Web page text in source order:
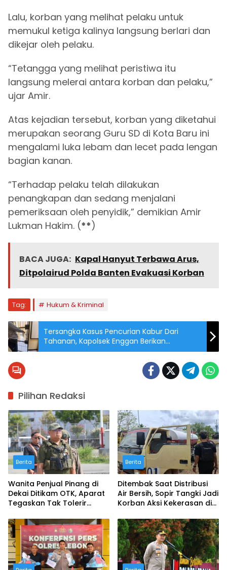
Lalu, korban yang melihat pelaku untuk
memukul ketiga kalinya langsung berlari dan
dikejar oleh pelaku.
“Tetangga yang melihat peristiwa itu
langsung melerai antara korban dan pelaku,”
ujar Amir.
Atas kejadian tersebut, korban yang diketahui
merupakan seorang Guru SD di Kota Baru ini
mengalami luka lebam dan lecet pada lengan
bagian kanan.
“Terhadap pelaku telah dilakukan
penangkapan dan sedang menjalani
pemeriksaan oleh penyidik,” demikian Amir
Lukman Hakim. (**)
BACA JUGA: Kapal Hanyut Terbawa Arus,
Ditpolairud Polda Banten Evakuasi Korban
Tag: Hukum & Kriminal
Tersangka Kasus Pencurian Kabur Dari
Tahanan, Kapolsek Enggan Berikan
Keterangan
Pilihan Redaksi
Berita
Wanita Penjual Pinang di
Dekai Ditikam OTK, Aparat
Tegaskan Tak Tolerir
Warga Sipil
Berita
Ditembak Saat Distribusi
Air Bersih, Sopir Tangki Jadi
Korban Aksi Kekerasan di